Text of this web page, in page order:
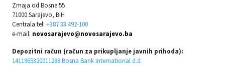
Zmaja od Bosne 55
71000 Sarajevo, BiH
Centrala tel: +387 33 492-100
e-mail: novosarajevo@novosarajevo.ba
Depozitni račun (račun za prikupljanje javnih prihoda):
1411965320011288 Bosna Bank International d.d.